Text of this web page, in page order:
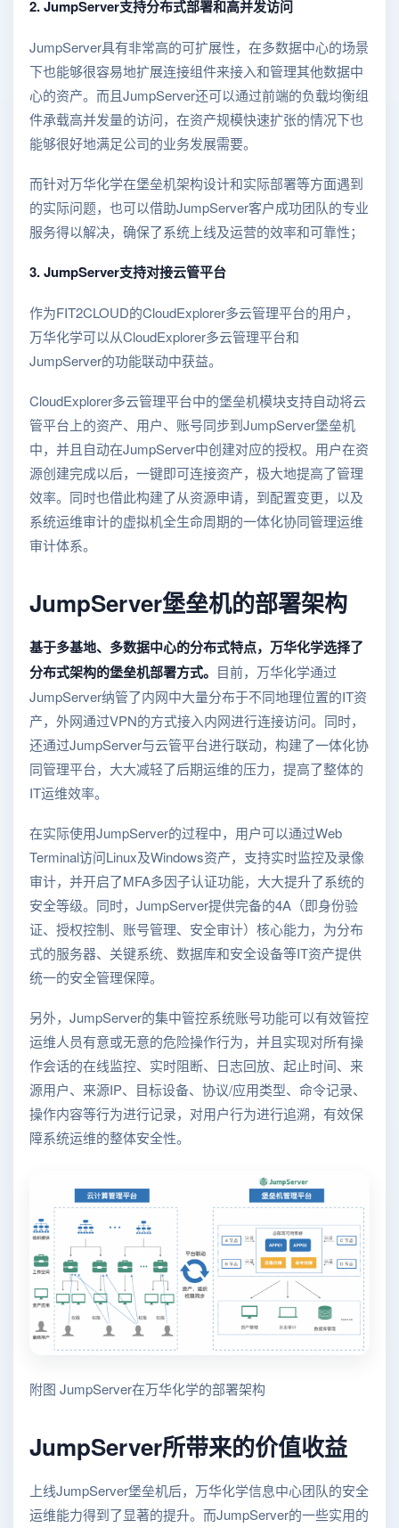
2. JumpServer支持分布式部署和高并发访问
JumpServer具有非常高的可扩展性，在多数据中心的场景
下也能够很容易地扩展连接组件来接入和管理其他数据中
心的资产。而且JumpServer还可以通过前端的负载均衡组
件承载高并发量的访问，在资产规模快速扩张的情况下也
能够很好地满足公司的业务发展需要。
而针对万华化学在堡垒机架构设计和实际部署等方面遇到
的实际问题，也可以借助JumpServer客户成功团队的专业
服务得以解决，确保了系统上线及运营的效率和可靠性；
3. JumpServer支持对接云管平台
作为FIT2CLOUD的CloudExplorer多云管理平台的用户，
万华化学可以从CloudExplorer多云管理平台和
JumpServer的功能联动中获益。
CloudExplorer多云管理平台中的堡垒机模块支持自动将云
管平台上的资产、用户、账号同步到JumpServer堡垒机
中，并且自动在JumpServer中创建对应的授权。用户在资
源创建完成以后，一键即可连接资产，极大地提高了管理
效率。同时也借此构建了从资源申请，到配置变更，以及
系统运维审计的虚拟机全生命周期的一体化协同管理运维
审计体系。
JumpServer堡垒机的部署架构
基于多基地、多数据中心的分布式特点，万华化学选择了
分布式架构的堡垒机部署方式。 目前，万华化学通过
JumpServer纳管了内网中大量分布于不同地理位置的IT资
产，外网通过VPN的方式接入内网进行连接访问。同时，
还通过JumpServer与云管平台进行联动，构建了一体化协
同管理平台，大大减轻了后期运维的压力，提高了整体的
IT运维效率。
在实际使用JumpServer的过程中，用户可以通过Web
Terminal访问Linux及Windows资产，支持实时监控及录像
审计，并开启了MFA多因子认证功能，大大提升了系统的
安全等级。同时，JumpServer提供完备的4A（即身份验
证、授权控制、账号管理、安全审计）核心能力，为分布
式的服务器、关键系统、数据库和安全设备等IT资产提供
统一的安全管理保障。
另外，JumpServer的集中管控系统账号功能可以有效管控
运维人员有意或无意的危险操作行为，并且实现对所有操
作会话的在线监控、实时阻断、日志回放、起止时间、来
源用户、来源IP、目标设备、协议/应用类型、命令记录、
操作内容等行为进行记录，对用户行为进行追溯，有效保
障系统运维的整体安全性。
附图 JumpServer在万华化学的部署架构
JumpServer所带来的价值收益
上线JumpServer堡垒机后，万华化学信息中心团队的安全
运维能力得到了显著的提升。而JumpServer的一些实用的